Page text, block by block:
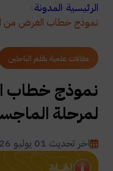
الرئيسية المدونة
نموذج خطاب الغرض من
مقالات علمية بقلم الباحثين
نموذج خطاب
لمرحلة
اخر تحديث 01 يوليو 2026